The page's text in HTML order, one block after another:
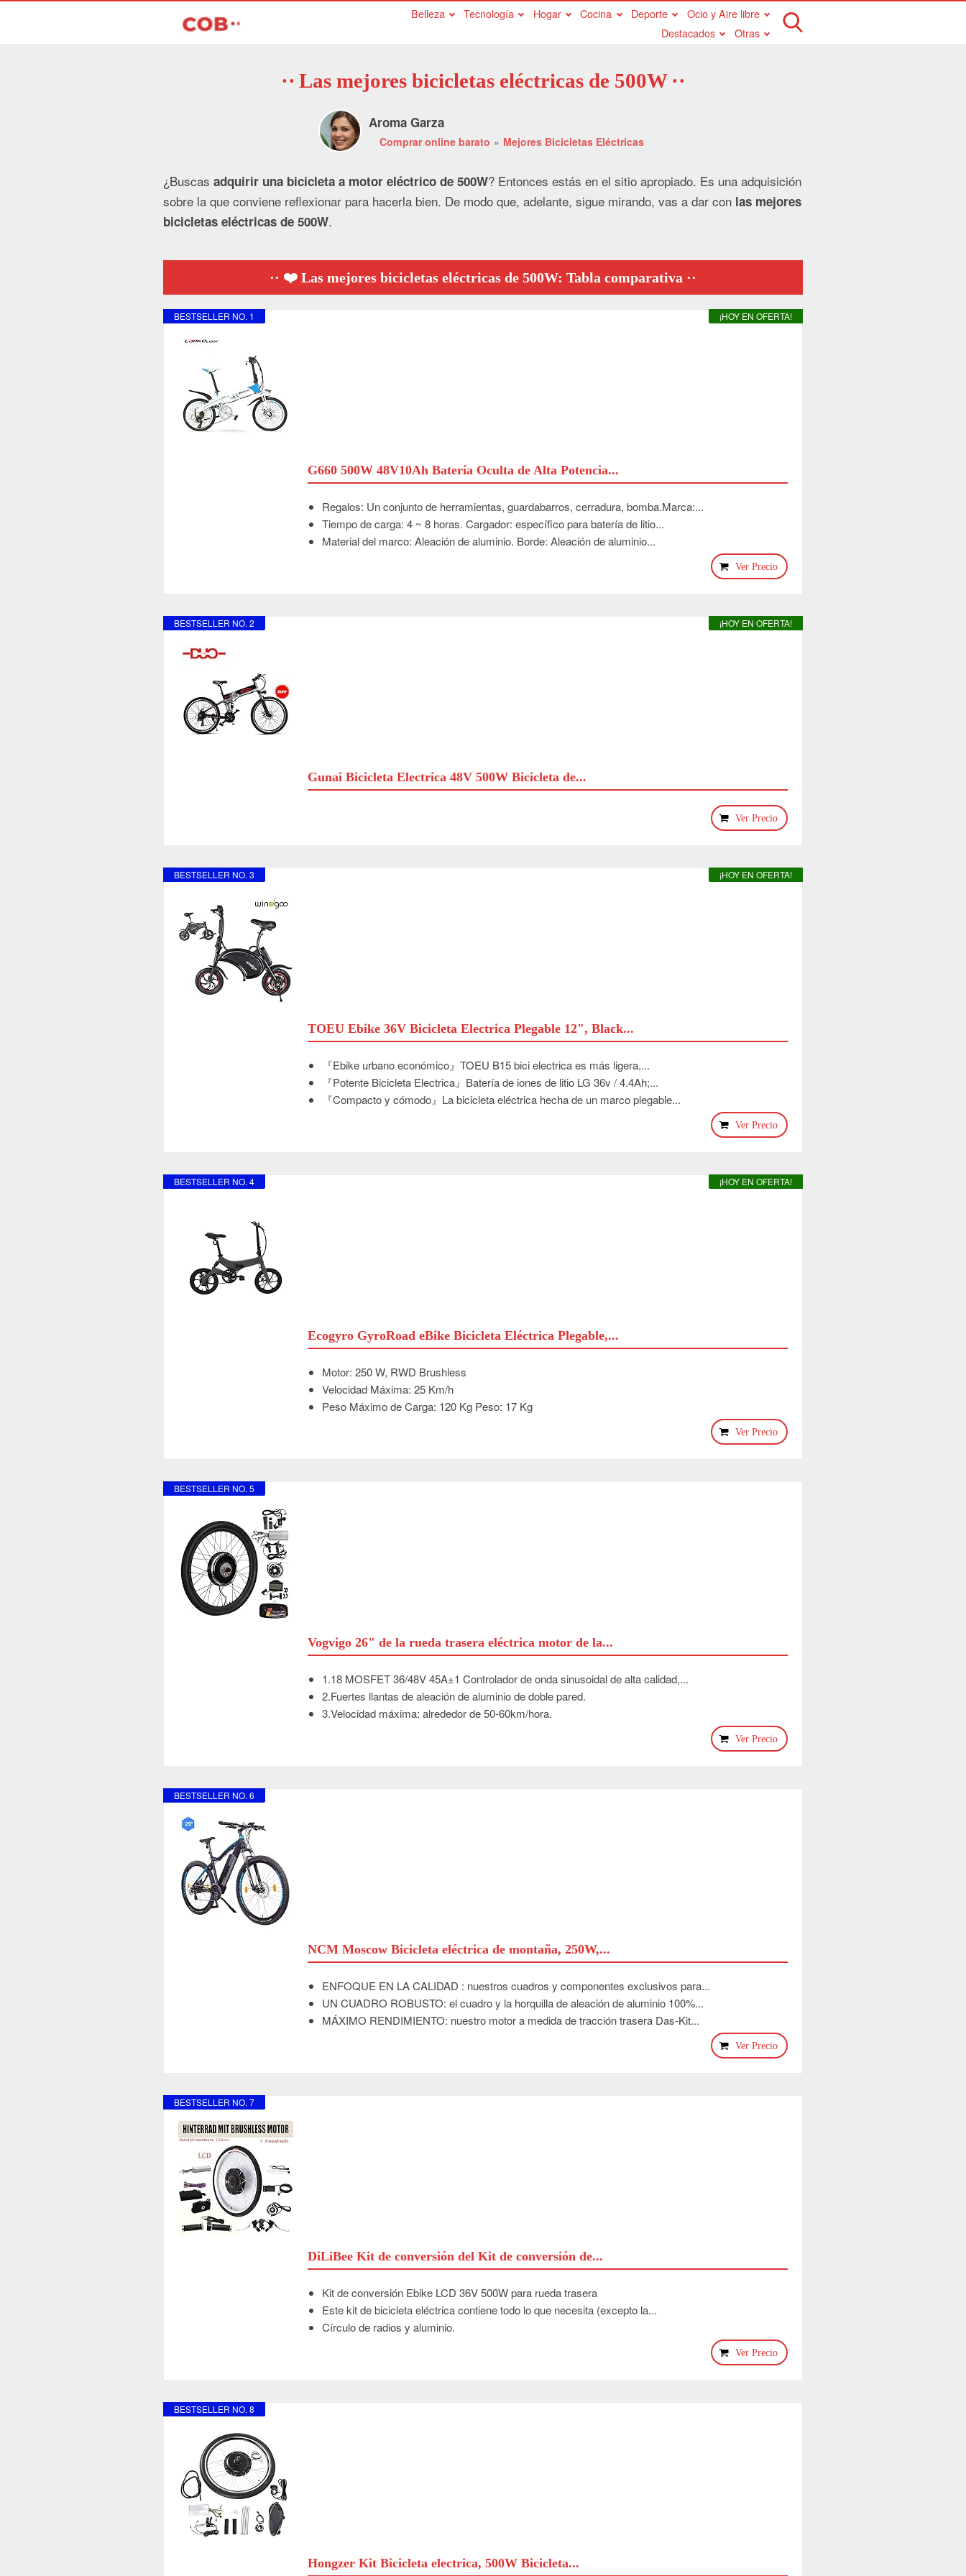
Belleza Tecnología Hogar Cocina Deporte
Ocio y Aire libre
Destacados
Otras
Las mejores bicicletas eléctricas de 500W
Aroma Garza
Comprar online barato Mejores Bicicletas Eléctricas
¿Buscasadquirir una bicicleta a motor eléctrico de 500W? Entonces estás en el sitio apropiado. Es una adquisición
sobre la que conviene reflexionar para hacerla bien. De modo que, adelante, sigue mirando, vas a dar con las mejores
bicicletas eléctricas de 500W.
❤️ Las mejores bicicletas eléctricas de 500W: Tabla comparativa
¡HOY EN OFERTA!
BESTSELLER NO. 1
G660 500W 48V10Ah Batería Oculta de Alta Potencia...
Regalos: Un conjunto de herramientas, guardabarros, cerradura, bomba.Marca:...
Tiempo de carga: 4 ~ 8 horas. Cargador: específico para batería de litio...
Material del marco: Aleación de aluminio. Borde: Aleación de aluminio...
Ver Precio
¡HOY EN OFERTA!
BESTSELLER NO. 2
Gunai Bicicleta Electrica 48V 500W Bicicleta de...
Ver Precio
¡HOY EN OFERTA!
BESTSELLER NO. 3
TOEU Ebike 36V Bicicleta Electrica Plegable 12", Black...
『Ebike urbano económico』TOEU B15 bici electrica es más ligera,...
『Potente Bicicleta Electrica』Batería de iones de litio LG 36v / 4.4Ah;...
『Compacto y cómodo』La bicicleta eléctrica hecha de un marco plegable...
Ver Precio
¡HOY EN OFERTA!
BESTSELLER NO. 4
Ecogyro GyroRoad eBike Bicicleta Eléctrica Plegable,...
Motor: 250 W, RWD Brushless
Velocidad Máxima: 25 Km/h
Peso Máximo de Carga: 120 Kg Peso: 17 Kg
Ver Precio
BESTSELLER NO. 5
Vogvigo 26" de la rueda trasera eléctrica motor de la...
1.18 MOSFET 36/48V 45A±1 Controlador de onda sinusoidal de alta calidad,...
2.Fuertes llantas de aleación de aluminio de doble pared.
3.Velocidad máxima: alrededor de 50-60km/hora.
Ver Precio
BESTSELLER NO. 6
NCM Moscow Bicicleta eléctrica de montaña, 250W,...
ENFOQUE EN LA CALIDAD : nuestros cuadros y componentes exclusivos para...
UN CUADRO ROBUSTO: el cuadro y la horquilla de aleación de aluminio 100%...
MÁXIMO RENDIMIENTO: nuestro motor a medida de tracción trasera Das-Kit...
Ver Precio
BESTSELLER NO. 7
DiLiBee Kit de conversión del Kit de conversión de...
Kit de conversión Ebike LCD 36V 500W para rueda trasera
Este kit de bicicleta eléctrica contiene todo lo que necesita (excepto la...
Círculo de radios y aluminio.
Ver Precio
BESTSELLER NO. 8
Hongzer Kit Bicicleta electrica, 500W Bicicleta...